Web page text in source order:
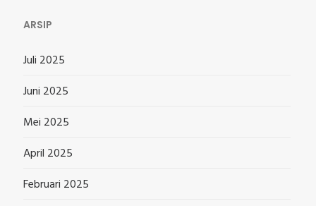
ARSIP
Juli 2025
Juni 2025
Mei 2025
April 2025
Februari 2025